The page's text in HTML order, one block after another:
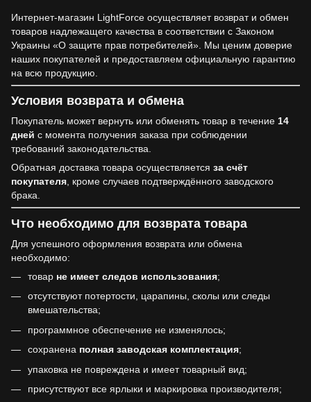
Интернет-магазин LightForce осуществляет возврат и обмен
товаров надлежащего качества в соответствии с Законом
Украины «О защите прав потребителей». Мы ценим доверие
наших покупателей и предоставляем официальную гарантию
на всю продукцию.
Условия возврата и обмена
Покупатель может вернуть или обменять товар в течение 14
дней с момента получения заказа при соблюдении
требований законодательства.
Обратная доставка товара осуществляется за счёт
покупателя, кроме случаев подтверждённого заводского
брака.
Что необходимо для возврата товара
Для успешного оформления возврата или обмена
необходимо:
товар не имеет следов использования;
отсутствуют потертости, царапины, сколы или следы
вмешательства;
программное обеспечение не изменялось;
сохранена полная заводская комплектация;
упаковка не повреждена и имеет товарный вид;
присутствуют все ярлыки и маркировка производителя;